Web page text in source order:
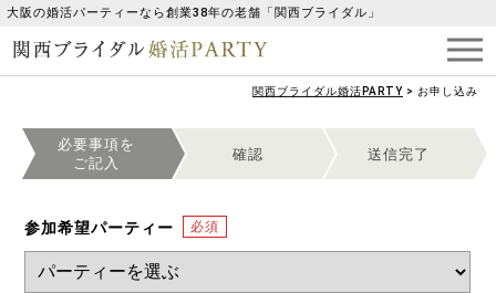
大阪の婚活パーティーなら創業38年の老舗「関西ブライダル」
関西ブライダル婚活PARTY > お申し込み
必要事項を
ご記入
確認 送信完了
参加希望パーティー